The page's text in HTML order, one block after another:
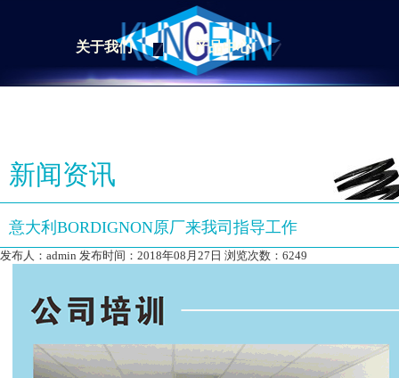
关于我们 产品中心
新闻资讯
意大利BORDIGNON原厂来我司指导工作
发布人：admin 发布时间：2018年08月27日 浏览次数：6249